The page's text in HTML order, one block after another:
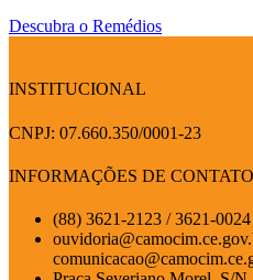
Descubra o Remédios
INSTITUCIONAL
CNPJ: 07.660.350/0001-23
INFORMAÇÕES DE CONTATO
(88) 3621-2123 / 3621-0024